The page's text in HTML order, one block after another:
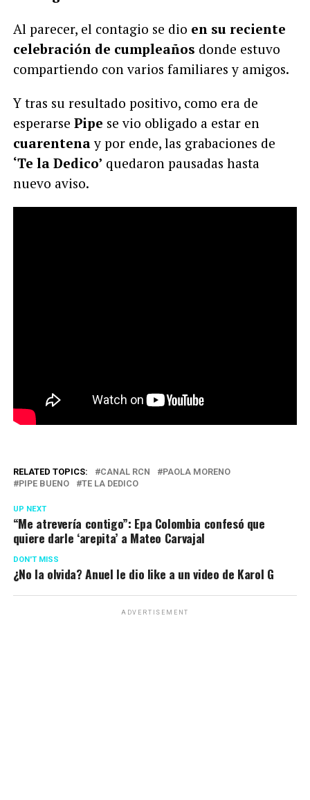
Al parecer, el contagio se dio en su reciente
celebración de cumpleaños donde estuvo
compartiendo con varios familiares y amigos.
Y tras su resultado positivo, como era de
esperarse Pipe se vio obligado a estar en
cuarentenay por ende, las grabaciones de
‘Te la Dedico’ quedaron pausadas hasta
nuevo aviso.
RELATED TOPICS: CANAL RCN
PAOLA MORENO
PIPE BUENO
TE LA DEDICO
UP NEXT
“Me atrevería contigo”: Epa Colombia confesó que
quiere darle ‘arepita’ a Mateo Carvajal
DON'T MISS
¿No la olvida? Anuel le dio like a un video de Karol G
ADVERTISEMENT